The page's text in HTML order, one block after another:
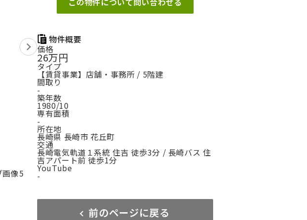
物件概要
価格
26万円
タイプ
【賃貸事業】店舗・事務所 / 5階建
間取り
-
築年数
1980/10
専有面積
-
所在地
長崎県 長崎市 花丘町
交通
長崎電気軌道１系統 住吉 徒歩3分 / 長崎バス 住
吉アパート前 徒歩1分
YouTube
-
前のページに戻る